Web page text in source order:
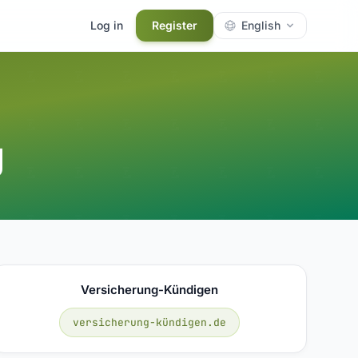
Log in Register English
Versicherung-Kündigen
versicherung-kündigen.de